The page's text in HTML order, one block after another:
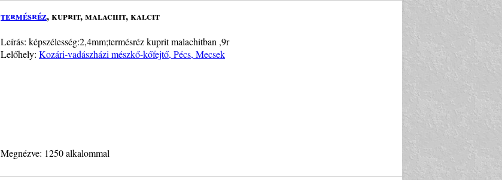
termésréz, kuprit, malachit, kalcit
Leírás: képszélesség:2,4mm;termésréz kuprit malachitban ,9r
Lelőhely: Kozári-vadászházi mészkő-kőfejtő, Pécs, Mecsek
Megnézve: 1250 alkalommal